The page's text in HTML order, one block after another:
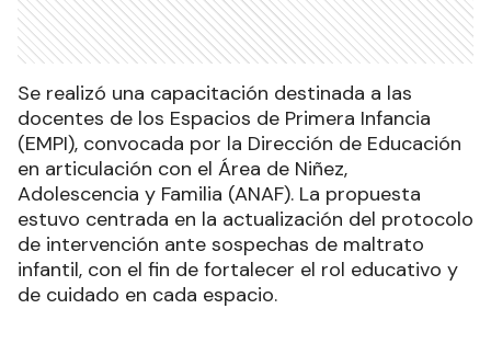
Se realizó una capacitación destinada a las
docentes de los Espacios de Primera Infancia
(EMPI), convocada por la Dirección de Educación
en articulación con el Área de Niñez,
Adolescencia y Familia (ANAF). La propuesta
estuvo centrada en la actualización del protocolo
de intervención ante sospechas de maltrato
infantil, con el fin de fortalecer el rol educativo y
de cuidado en cada espacio.